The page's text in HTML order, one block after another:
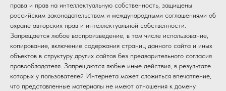
права и прав на интеллектуальную собственность, защищены
российским законодательством и международными соглашениями об
охране авторских прав и интеллектуальной собственности.
Запрещается любое воспроизведение, в том числе использование,
копирование, включение содержания страниц данного сайта и иных
объектов в структуру других сайтов без предварительного согласия
правообладателя. Запрещаются любые иные действия, в результате
которых у пользователей Интернета может сложиться впечатление,
что представленные материалы не имеют отношения к домену